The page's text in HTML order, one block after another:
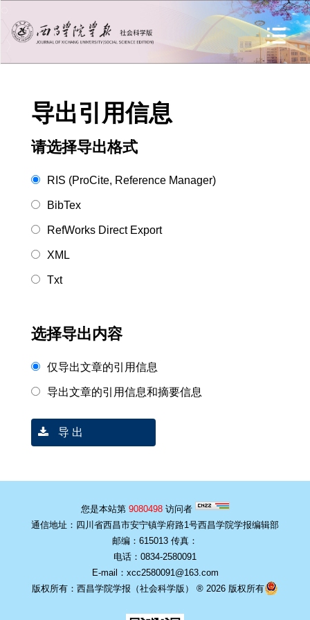
导出引用信息
请选择导出格式
RIS (ProCite, Reference Manager)
BibTex
RefWorks Direct Export
XML
Txt
选择导出内容
仅导出文章的引用信息
导出文章的引用信息和摘要信息
导 出
您是本站第 9080498访问者
通信地址：四川省西昌市安宁镇学府路1号西昌学院学报编辑部
邮编：615013 传真：
电话：0834-2580091
E-mail：xcc2580091@163.com
版权所有：西昌学院学报（社会科学版） ® 2026 版权所有